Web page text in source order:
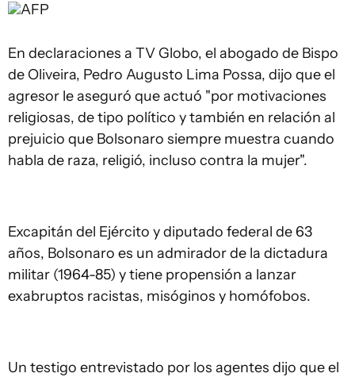
AFP
En declaraciones a TV Globo, el abogado de Bispo
de Oliveira, Pedro Augusto Lima Possa, dijo que el
agresor le aseguró que actuó "por motivaciones
religiosas, de tipo político y también en relación al
prejuicio que Bolsonaro siempre muestra cuando
habla de raza, religió, incluso contra la mujer".
Excapitán del Ejército y diputado federal de 63
años, Bolsonaro es un admirador de la dictadura
militar (1964-85) y tiene propensión a lanzar
exabruptos racistas, misóginos y homófobos.
Un testigo entrevistado por los agentes dijo que el